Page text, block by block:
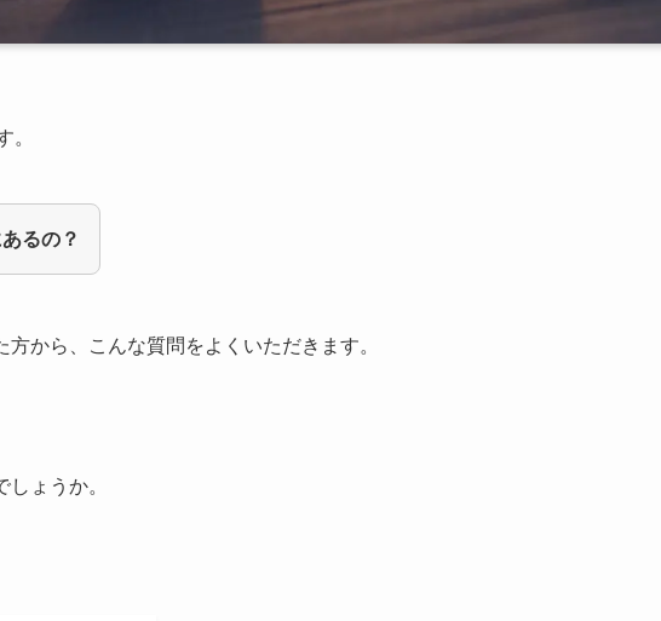
。
るの？
から、こんな質問をよくいただきます。
ょうか。